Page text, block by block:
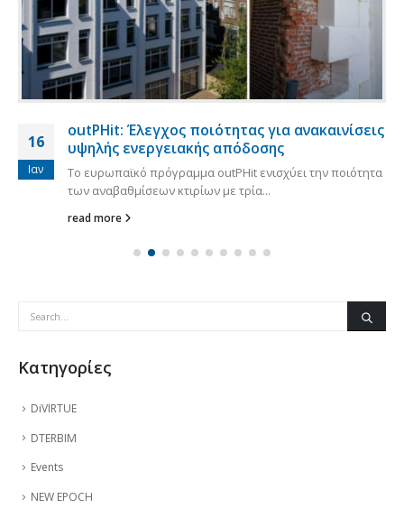
16
Ιαν
outPHit: Έλεγχος ποιότητας για ανακαινίσεις
υψηλής ενεργειακής απόδοσης
Το ευρωπαϊκό πρόγραμμα outPHit ενισχύει την ποιότητα
των αναβαθμίσεων κτιρίων με τρία...
read more
Kατηγορίες
DiVIRTUE
DTERBIM
Events
NEW EPOCH